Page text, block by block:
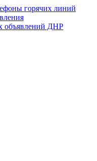
горячих линий